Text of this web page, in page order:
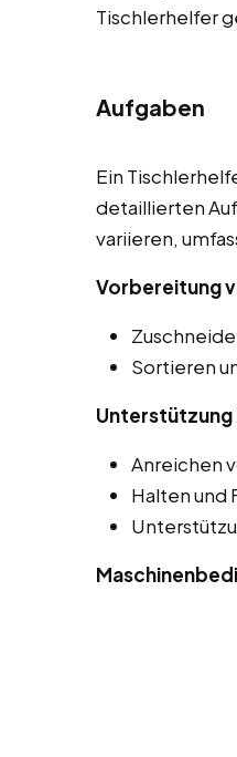
Tischlerhelfer
Aufgaben
Ein
detaillierten
variieren,
Vorbereitung
Sortieren
Unterstützung
Anreichen
Halten und